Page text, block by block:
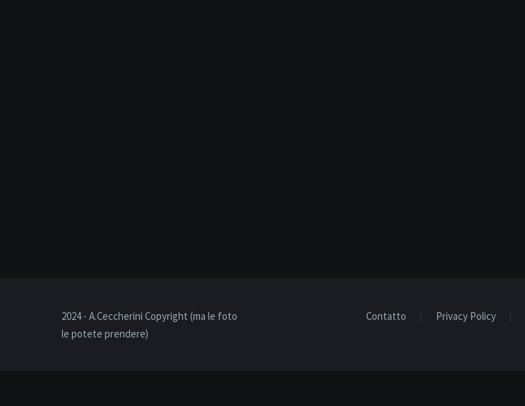
Contatto Privacy Policy
2024 - A.Ceccherini Copyright (ma le foto
le potete prendere)